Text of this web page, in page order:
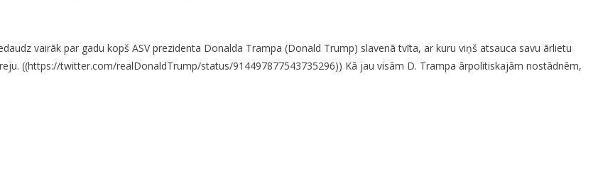
vairāk par gadu kopš ASV prezidenta Donalda Trampa (Donald Trump) slavenā tvīta, ar kuru viņš atsauca savu ārlietu
((https://twitter.com/realDonaldTrump/status/914497877543735296)) Kā jau visām D. Trampa ārpolitiskajām nostādnēm,